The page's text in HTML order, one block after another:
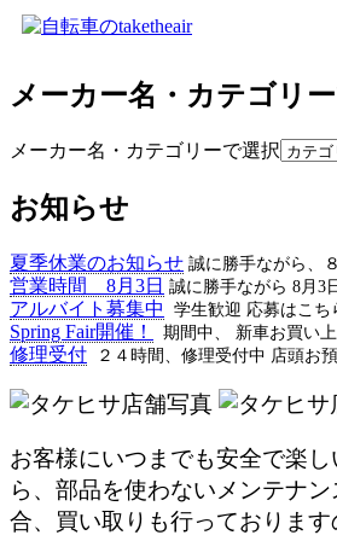
メーカー名・カテゴリ
メーカー名・カテゴリーで選択
お知らせ
夏季休業のお知らせ 誠に勝手ながら、
営業時間 8月3日 誠に勝手ながら 8月
アルバイト募集中 学生歓迎 応募はこ
Spring Fair開催！ 期間中、 新車お買い
修理受付 ２４時間、修理受付中 店頭お
お客様にいつまでも安全で楽
ら、部品を使わないメンテナ
合、買い取りも行っておりま